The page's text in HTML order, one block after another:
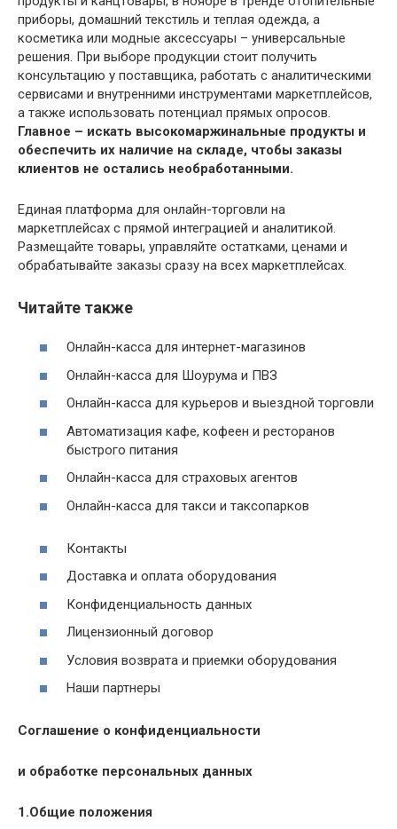
приборы, домашний текстиль и теплая одежда, а
косметика или модные аксессуары – универсальные
решения. При выборе продукции стоит получить
консультацию у поставщика, работать с аналитическими
сервисами и внутренними инструментами маркетплейсов,
а также использовать потенциал прямых опросов.
Главное – искать высокомаржинальные продукты и
обеспечить их наличие на складе, чтобы заказы
клиентов не остались необработанными.
Единая платформа для онлайн-торговли на
маркетплейсах с прямой интеграцией и аналитикой.
Размещайте товары, управляйте остатками, ценами и
обрабатывайте заказы сразу на всех маркетплейсах.
Читайте также
Онлайн-касса для интернет-магазинов
Онлайн-касса для Шоурума и ПВЗ
Онлайн-касса для курьеров и выездной торговли
Автоматизация кафе, кофеен и ресторанов
быстрого питания
Онлайн-касса для страховых агентов
Онлайн-касса для такси и таксопарков
Контакты
Доставка и оплата оборудования
Конфиденциальность данных
Лицензионный договор
Условия возврата и приемки оборудования
Наши партнеры
Соглашение о конфиденциальности
и обработке персональных данных
1.Общие положения